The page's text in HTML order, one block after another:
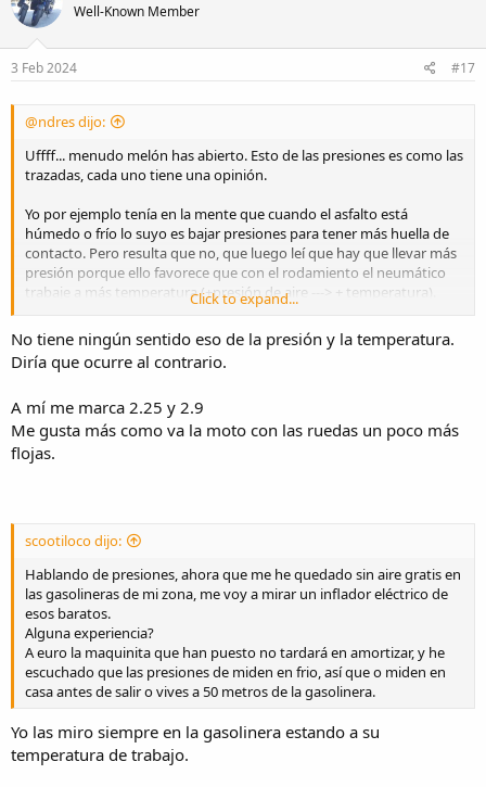
Well-Known Member
3 Feb 2024 #17
@ndres dijo:
Uffff... menudo melón has abierto. Esto de las presiones es como las
trazadas, cada uno tiene una opinión.
Yo por ejemplo tenía en la mente que cuando el asfalto está
húmedo o frío lo suyo es bajar presiones para tener más huella de
contacto. Pero resulta que no, que luego leí que hay que llevar más
presión porque ello favorece que con el rodamiento el neumático
trabaje a más temperatura (+presión de aire ---> + temperatura).
Y ahora que??
Yo al final he decidido llevar las presiones que marca Honda, 2'5 y
tiempo antes de rellenar pero no suelo variarlas.
Click to expand...
No tiene ningún sentido eso de la presión y la temperatura.
Diría que ocurre al contrario.
A mí me marca 2.25 y 2.9
Me gusta más como va la moto con las ruedas un poco más
flojas.
scootiloco dijo:
Hablando de presiones, ahora que me he quedado sin aire gratis en
las gasolineras de mi zona, me voy a mirar un inflador eléctrico de
esos baratos.
Alguna experiencia?
A euro la maquinita que han puesto no tardará en amortizar, y he
escuchado que las presiones de miden en frio, así que o miden en
casa antes de salir o vives a 50 metros de la gasolinera.
Yo las miro siempre en la gasolinera estando a su
temperatura de trabajo.